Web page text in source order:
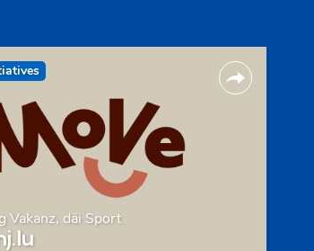
Vakanz, däi Sport